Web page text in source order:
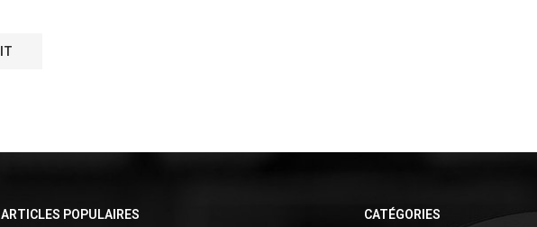
ARTICLES POPULAIRES CATÉGORIES